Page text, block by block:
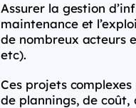
Assurer la gestion
maintenance et
de nombreux acteurs
etc).
Ces projets
de plannings, de